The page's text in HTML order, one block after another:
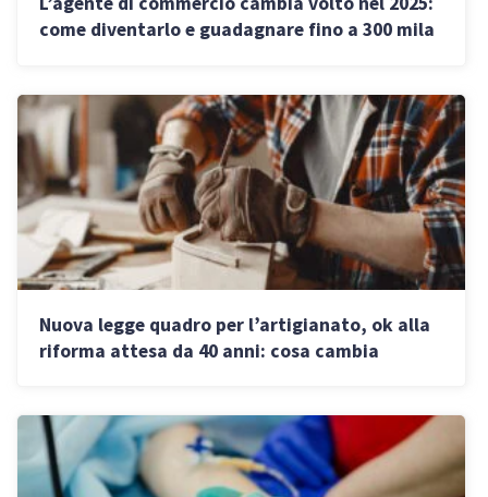
come diventarlo e guadagnare fino a 300 mila
Nuova legge quadro per l’artigianato, ok alla
riforma attesa da 40 anni: cosa cambia